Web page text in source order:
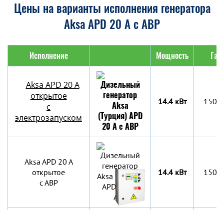
Цены на варианты исполнения генератора
Aksa APD 20 A с АВР
Исполнение Мощность
Aksa APD 20 A
открытое
с
электрозапуском
14.4 кВт
Aksa APD 20 A
открытое
с АВР
14.4 кВт